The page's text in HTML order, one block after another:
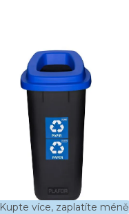
Kupte více, zaplatíte méně